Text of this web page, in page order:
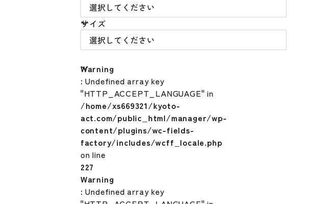
サイズ
Warning
: Undefined array key
"HTTP_ACCEPT_LANGUAGE" in
/home/xs669321/kyoto-
act.com/public_html/manager/wp-
content/plugins/wc-fields-
factory/includes/wcff_locale.php
on line
227
Warning
: Undefined array key